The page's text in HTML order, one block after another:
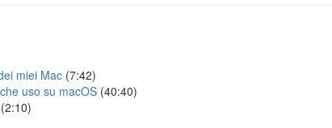
miei Mac (7:42)
uso su macOS (40:40)
(2:10)